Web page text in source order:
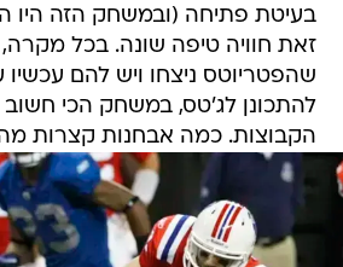
בעיטת פתיחה (ובמשחק הזה היו
זאת חוויה טיפה שונה. בכל
שהפטריוטס ניצחו ויש להם
להתכונן לג'טס, במשחק הכי
הקבוצות. כמה אבחנות קצרות